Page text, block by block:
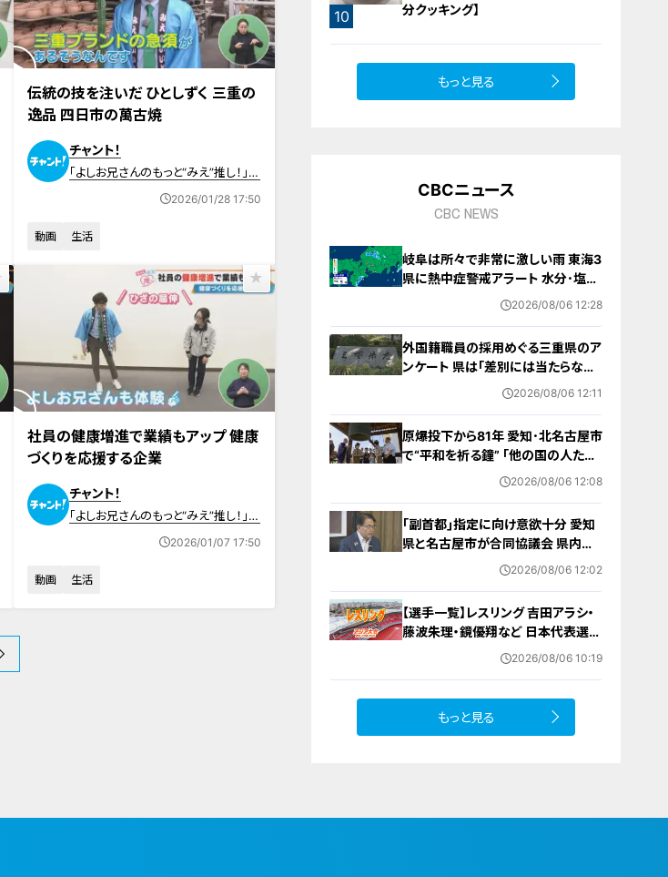
伝統の技を注いだ ひとしずく 三重の
逸品 四日市の萬古焼
チャント！
「よしお兄さんのもっと“みえ”推し！」動
2026/01/28 17:50
動画 生活
社員の健康増進で業績もアップ 健康
づくりを応援する企業
チャント！
「よしお兄さんのもっと“みえ”推し！」動
2026/01/07 17:50
動画 生活
10
分クッキング】
もっと見る
CBCニュース
CBC NEWS
岐阜は所々で非常に激しい雨 東海3
県に熱中症警戒アラート 水分･塩分
補給など対策を 愛知･名古屋･岐阜･
2026/08/06 12:28
外国籍職員の採用めぐる三重県のア
ンケート 県は｢差別には当たらない｣
と示す方針 諮問機関は｢差別にあた
2026/08/06 12:11
原爆投下から81年 愛知･北名古屋市
で“平和を祈る鐘” ｢他の国の人たち
も平和になってほしい｣ 市長や地元
2026/08/06 12:08
｢副首都｣指定に向け意欲十分 愛知
県と名古屋市が合同協議会 県内の
自治体トップ｢経済発展や人口対策
2026/08/06 12:02
【選手一覧】レスリング 吉田アラシ・
藤波朱理・鏡優翔など 日本代表選手
【アジア大会 愛知･名古屋 2026】
2026/08/06 10:19
もっと見る